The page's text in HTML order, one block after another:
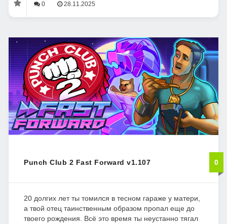
0 28.11.2025
Punch Club 2 Fast Forward v1.107 0
20 долгих лет ты томился в тесном гараже у матери,
а твой отец таинственным образом пропал еще до
твоего рождения. Всё это время ты неустанно тягал